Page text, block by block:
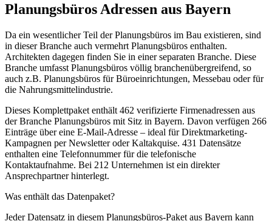
Planungsbüros Adressen aus Bayern
Da ein wesentlicher Teil der Planungsbüros im Bau existieren, sind
in dieser Branche auch vermehrt Planungsbüros enthalten.
Architekten dagegen finden Sie in einer separaten Branche. Diese
Branche umfasst Planungsbüros völlig branchenübergreifend, so
auch z.B. Planungsbüros für Büroeinrichtungen, Messebau oder für
die Nahrungsmittelindustrie.
Dieses Komplettpaket enthält 462 verifizierte Firmenadressen aus
der Branche Planungsbüros mit Sitz in Bayern. Davon verfügen 266
Einträge über eine E-Mail-Adresse – ideal für Direktmarketing-
Kampagnen per Newsletter oder Kaltakquise. 431 Datensätze
enthalten eine Telefonnummer für die telefonische
Kontaktaufnahme. Bei 212 Unternehmen ist ein direkter
Ansprechpartner hinterlegt.
Was enthält das Datenpaket?
Jeder Datensatz in diesem Planungsbüros-Paket aus Bayern kann